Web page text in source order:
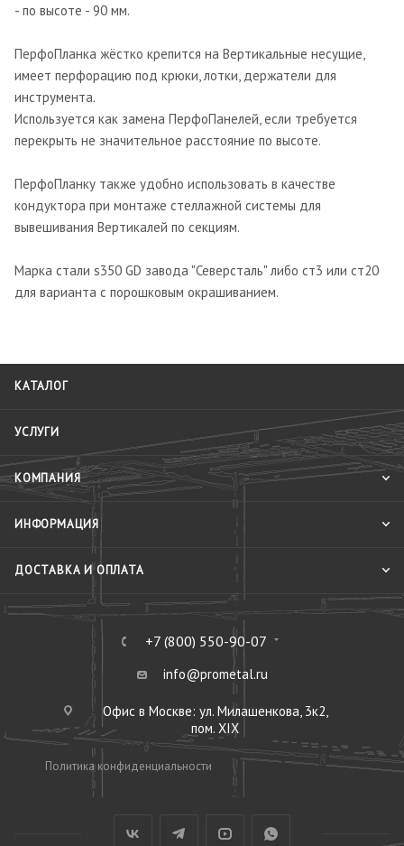
- по высоте - 90 мм.
ПерфоПланка жёстко крепится на Вертикальные несущие,
имеет перфорацию под крюки, лотки, держатели для
инструмента.
Используется как замена ПерфоПанелей, если требуется
перекрыть не значительное расстояние по высоте.
ПерфоПланку также удобно использовать в качестве
кондуктора при монтаже стеллажной системы для
вывешивания Вертикалей по секциям.
Марка стали s350 GD завода "Северсталь" либо ст3 или ст20
для варианта с порошковым окрашиванием.
КАТАЛОГ
УСЛУГИ
КОМПАНИЯ
ИНФОРМАЦИЯ
ДОСТАВКА И ОПЛАТА
+7 (800) 550-90-07
info@prometal.ru
Офис в Москве: ул. Милашенкова, 3к2,
пом. XIX
Политика конфиденциальности